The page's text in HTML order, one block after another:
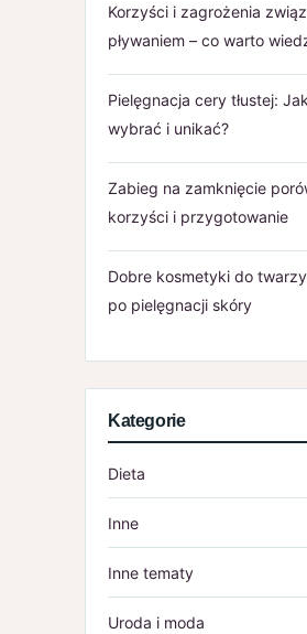
Korzyści i zagrożenia
pływaniem – co warto
Pielęgnacja cery tłustej:
wybrać i unikać?
Zabieg na zamknięcie
korzyści i przygotowanie
Dobre kosmetyki do
po pielęgnacji skóry
Kategorie
Dieta
Inne
Inne tematy
Uroda i moda